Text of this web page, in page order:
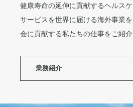
健康寿命の延伸に貢献するヘルス
サービスを世界に届ける海外事業
会に貢献する私たちの仕事をご紹介
業務紹介